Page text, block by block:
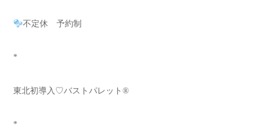
不定休 予約制
*
東北初導入♡バストパレット®️
*